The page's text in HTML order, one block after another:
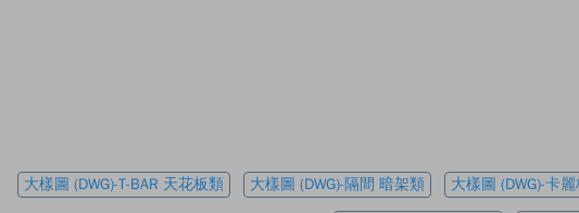
大樣圖 (DWG)-T-BAR 天花板類 大樣圖 (DWG)-隔間 暗架類 大樣圖 (DWG)-卡